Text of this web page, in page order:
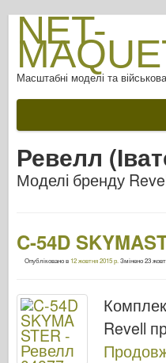
NET-
Масштабні моделі та військова
Ревелл
Моделі бренду
C-54D
Опубліковано в 12 жовтня 2015 р. Змінено23
Revell